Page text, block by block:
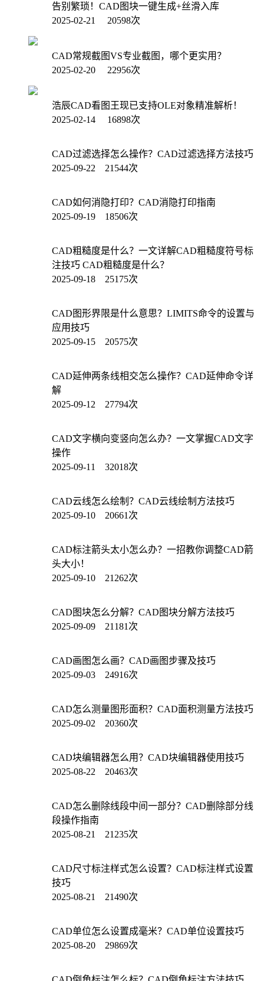
告别繁琐！CAD图块一键生成+丝滑入库
2025-02-21 20598次
CAD常规截图VS专业截图，哪个更实用？
2025-02-20 22956次
浩辰CAD看图王现已支持OLE对象精准解析！
2025-02-14 16898次
CAD过滤选择怎么操作？CAD过滤选择方法技巧
2025-09-22 21544次
CAD如何消隐打印？CAD消隐打印指南
2025-09-19 18506次
CAD粗糙度是什么？一文详解CAD粗糙度符号标
注技巧 CAD粗糙度是什么？
2025-09-18 25175次
CAD图形界限是什么意思？LIMITS命令的设置与
应用技巧
2025-09-15 20575次
CAD延伸两条线相交怎么操作？CAD延伸命令详
解
2025-09-12 27794次
CAD文字横向变竖向怎么办？一文掌握CAD文字
操作
2025-09-11 32018次
CAD云线怎么绘制？CAD云线绘制方法技巧
2025-09-10 20661次
CAD标注箭头太小怎么办？一招教你调整CAD箭
头大小！
2025-09-10 21262次
CAD图块怎么分解？CAD图块分解方法技巧
2025-09-09 21181次
CAD画图怎么画？CAD画图步骤及技巧
2025-09-03 24916次
CAD怎么测量图形面积？CAD面积测量方法技巧
2025-09-02 20360次
CAD块编辑器怎么用？CAD块编辑器使用技巧
2025-08-22 20463次
CAD怎么删除线段中间一部分？CAD删除部分线
段操作指南
2025-08-21 21235次
CAD尺寸标注样式怎么设置？CAD标注样式设置
技巧
2025-08-21 21490次
CAD单位怎么设置成毫米？CAD单位设置技巧
2025-08-20 29869次